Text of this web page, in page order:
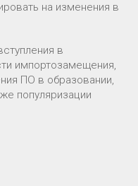
на изменения в
в
импортозамещения,
ПО в образовании,
популяризации